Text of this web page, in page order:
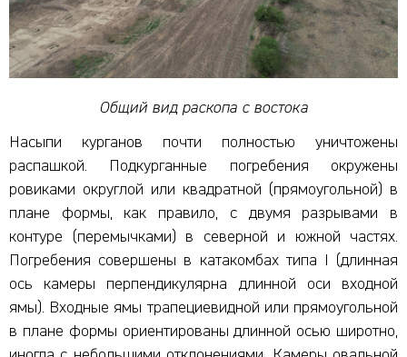
Общий вид раскопа с востока
Насыпи курганов почти полностью уничтожены
распашкой. Подкурганные погребения окружены
ровиками округлой или квадратной (прямоугольной) в
плане формы, как правило, с двумя разрывами в
контуре (перемычками) в северной и южной частях.
Погребения совершены в катакомбах типа I (длинная
ось камеры перпендикулярна длинной оси входной
ямы). Входные ямы трапециевидной или прямоугольной
в плане формы ориентированы длинной осью широтно,